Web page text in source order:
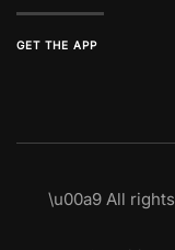
GET THE APP
\u00a9 All